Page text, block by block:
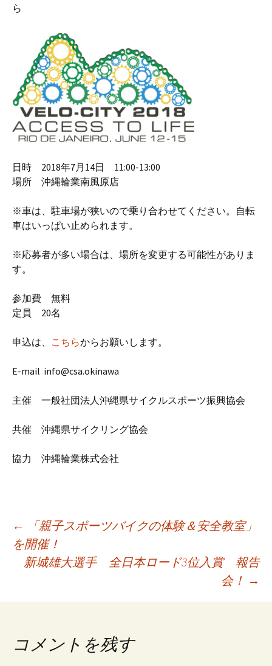
ら
日時 2018年7月14日 11:00-13:00
場所 沖縄輪業南風原店
※車は、駐車場が狭いので乗り合わせてください。自転
車はいっぱい止められます。
※応募者が多い場合は、場所を変更する可能性がありま
す。
参加費 無料
定員 20名
申込は、 こちらからお願いします。
E-mail info@csa.okinawa
主催 一般社団法人沖縄県サイクルスポーツ振興協会
共催 沖縄県サイクリング協会
協力 沖縄輪業株式会社
投
稿
ナ
ビ
←
「親子スポーツバイクの体験＆安全教室」
を開催！
新城雄大選手 全日本ロード3位入賞 報告
会！ →
コメントを残す